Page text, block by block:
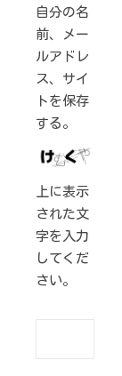
自分の名
前、メー
ルアドレ
ス、サイ
トを保存
する。
上に表示
された文
字を入力
してくだ
さい。